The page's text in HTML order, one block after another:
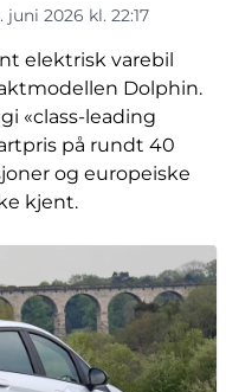
juni 2026 kl. 22:17
elektrisk varebil
Dolphin.
«class-leading
på rundt 40
og europeiske
kjent.